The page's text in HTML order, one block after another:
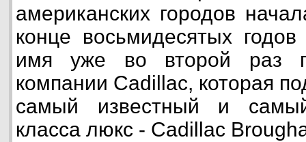
американских городов
конце восьмидесятых
имя уже во второй раз
компании Cadillac, которая
самый известный и
класса люкс - Cadillac